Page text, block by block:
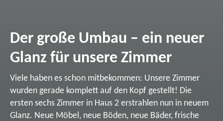
Der große Umbau – ein neuer
Glanz für unsere Zimmer
Viele haben es schon mitbekommen: Unsere Zimmer
wurden gerade komplett auf den Kopf gestellt! Die
ersten sechs Zimmer in Haus 2 erstrahlen nun in neuem
Glanz. Neue Möbel, neue Böden, neue Bäder, frische